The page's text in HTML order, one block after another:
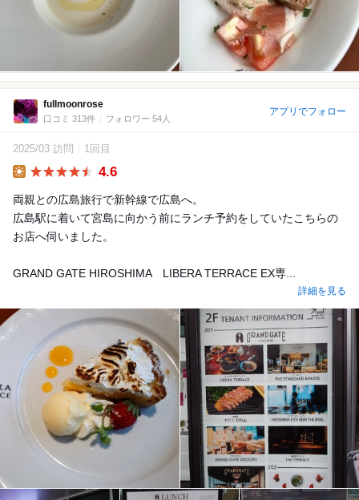
fullmoonrose
口コミ 313件 フォロワー 54人
アプリでフォロー
2025/03 訪問 1回目
4.6
両親との広島旅行で新幹線で広島へ。
広島駅に着いて宮島に向かう前にランチ予約をしていたこちらの
お店へ伺いました。
GRAND GATE HIROSHIMA LIBERA TERRACE EX専...
詳細を見る